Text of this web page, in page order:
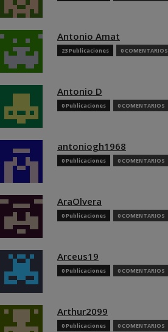
Antonio Amat
23 Publicaciones 0 COMENTARIOS
Antonio D
0 Publicaciones 0 COMENTARIOS
antoniogh1968
0 Publicaciones 0 COMENTARIOS
AraOlvera
0 Publicaciones 0 COMENTARIOS
Arceus19
0 Publicaciones 0 COMENTARIOS
Arthur2099
0 Publicaciones 0 COMENTARIOS